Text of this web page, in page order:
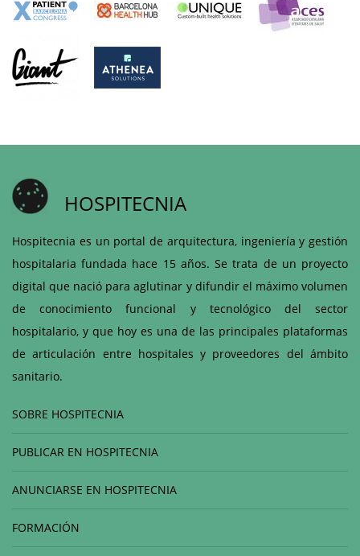
HOSPITECNIA
Hospitecnia es un portal de arquitectura, ingeniería y gestión
hospitalaria fundada hace 15 años. Se trata de un proyecto
digital que nació para aglutinar y difundir el máximo volumen
de conocimiento funcional y tecnológico del sector
hospitalario, y que hoy es una de las principales plataformas
de articulación entre hospitales y proveedores del ámbito
sanitario.
SOBRE HOSPITECNIA
PUBLICAR EN HOSPITECNIA
ANUNCIARSE EN HOSPITECNIA
FORMACIÓN